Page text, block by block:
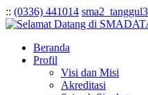
:: (0336) 441014
Beranda
Profil
Visi dan Misi
Akreditasi